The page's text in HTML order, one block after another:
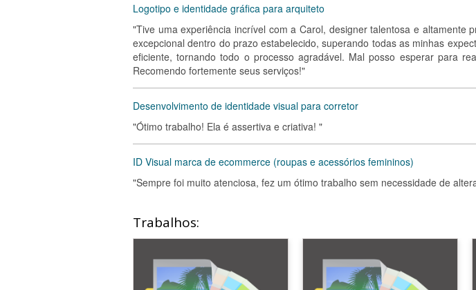
Logotipo e identidade gráfica para arquiteto
"Tive uma experiência incrível com a Carol, designer talentosa e altamente
excepcional dentro do prazo estabelecido, superando todas as minhas
eficiente, tornando todo o processo agradável. Mal posso esperar para
Recomendo fortemente seus serviços!"
Desenvolvimento de identidade visual para corretor
"Ótimo trabalho! Ela é assertiva e criativa! "
ID Visual marca de ecommerce (roupas e acessórios femininos)
"Sempre foi muito atenciosa, fez um ótimo trabalho sem necessidade de
Trabalhos: